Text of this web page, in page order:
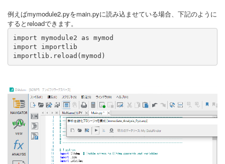
例えばmymodule2.pyをmain.pyに読み込ませている場合、下記のように
するとreloadできます。​
import mymodule2 as mymod
import importlib
importlib.reload(mymod)​